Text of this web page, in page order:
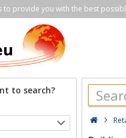
to provide you with the best
to search?